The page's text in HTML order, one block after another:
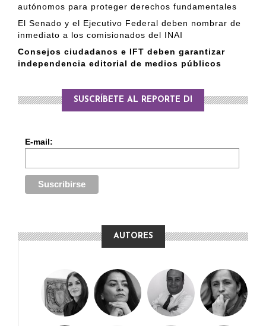
autónomos para proteger derechos fundamentales
El Senado y el Ejecutivo Federal deben nombrar de
inmediato a los comisionados del INAI
Consejos ciudadanos e IFT deben garantizar
independencia editorial de medios públicos
SUSCRÍBETE AL REPORTE DI
E-mail:
AUTORES